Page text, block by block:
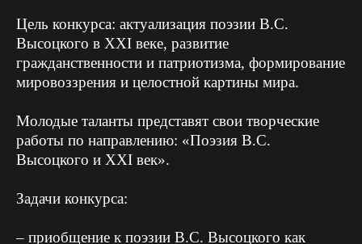
Цель конкурса: актуализация поэзии В.С.
Высоцкого в XXI веке, развитие
гражданственности и патриотизма, формирование
мировоззрения и целостной картины мира.
Молодые таланты представят свои творческие
работы по направлению: «Поэзия В.С.
Высоцкого и XXI век».
Задачи конкурса:
– приобщение к поэзии В.С. Высоцкого как